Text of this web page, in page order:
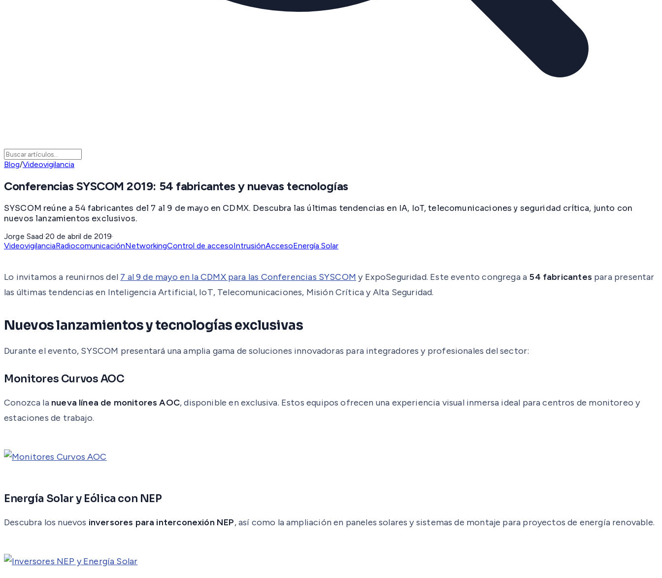
Blog/Videovigilancia
Conferencias SYSCOM 2019: 54 fabricantes y nuevas tecnologías
SYSCOM reúne a 54 fabricantes del 7 al 9 de mayo en CDMX. Descubra las últimas tendencias en IA, IoT, telecomunicaciones y seguridad crítica, junto con
nuevos lanzamientos exclusivos.
Jorge Saad·20 de abril de 2019·
VideovigilanciaRadiocomunicaciónNetworkingControl de accesoIntrusiónAccesoEnergía Solar
Lo invitamos a reunirnos del 7 al 9 de mayo en la CDMX para las Conferencias SYSCOM y ExpoSeguridad. Este evento congrega a 54 fabricantes para presentar
las últimas tendencias en Inteligencia Artificial, IoT, Telecomunicaciones, Misión Crítica y Alta Seguridad.
Nuevos lanzamientos y tecnologías exclusivas
Durante el evento, SYSCOM presentará una amplia gama de soluciones innovadoras para integradores y profesionales del sector:
Monitores Curvos AOC
Conozca la nueva línea de monitores AOC, disponible en exclusiva. Estos equipos ofrecen una experiencia visual inmersa ideal para centros de monitoreo y
estaciones de trabajo.
Energía Solar y Eólica con NEP
Descubra los nuevos inversores para interconexión NEP, así como la ampliación en paneles solares y sistemas de montaje para proyectos de energía renovable.